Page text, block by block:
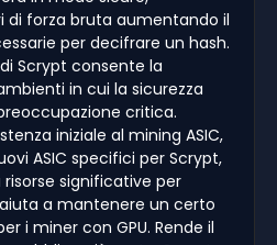
di forza bruta aumentando il
per decifrare un hash.
Scrypt consente la
in cui la sicurezza
critica.
iniziale al mining ASIC,
ASIC specifici per Scrypt,
significative per
a mantenere un certo
i miner con GPU. Rende il